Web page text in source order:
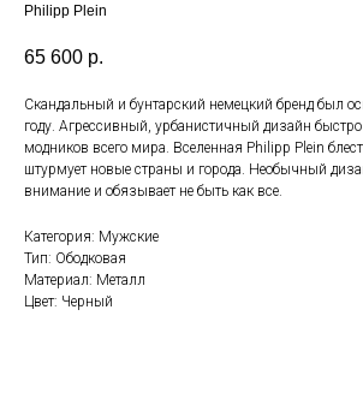
Philipp Plein
65 600 р.
Скандальный и бунтарский немецкий бренд был
году. Агрессивный, урбанистичный дизайн быстро
модников всего мира. Вселенная Philipp Plein
штурмует новые страны и города. Необычный
внимание и обязывает не быть как все.
Категория: Мужские
Тип: Ободковая
Материал: Металл
Цвет: Черный